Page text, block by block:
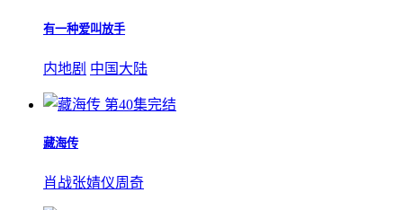
有一种爱叫放手
内地剧 中国大陆
第40集完结
藏海传
肖战张婧仪周奇